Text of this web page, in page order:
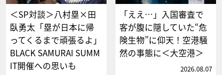
＜SP対談＞八村塁×田
臥勇太「塁が日本に帰
ってくるまで頑張るよ」
BLACK SAMURAI SUMM
IT開催への思いも
「ええ…」入国審査で
客が腹に隠していた“危
険生物”に仰天！空港騒
然の事態に＜大空港＞
2026.08.07